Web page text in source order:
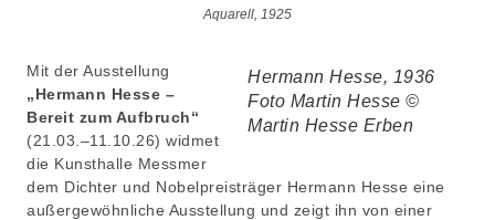
Aquarell, 1925
Hermann Hesse, 1936
Foto Martin Hesse ©
Martin Hesse Erben
Mit der Ausstellung
„Hermann Hesse –
Bereit zum Aufbruch“
(21.03.–11.10.26) widmet
die Kunsthalle Messmer
dem Dichter und Nobelpreisträger Hermann Hesse eine
außergewöhnliche Ausstellung und zeigt ihn von einer